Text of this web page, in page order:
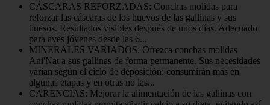
CÁSCARAS REFORZADAS: Conchas molidas para
reforzar las cáscaras de los huevos de las gallinas y sus
huesos. Resultados visibles después de unos días. Adecuado
para aves jóvenes desde las 6...
MINERALES VARIADOS: Ofrezca conchas molidas
Ani'Nat a sus gallinas de forma permanente. Sus necesidades
varían según el ciclo de deposición: consumirán más en
algunas etapas y en otras no las...
CARENCIAS: Mejorar la alimentación de las gallinas con